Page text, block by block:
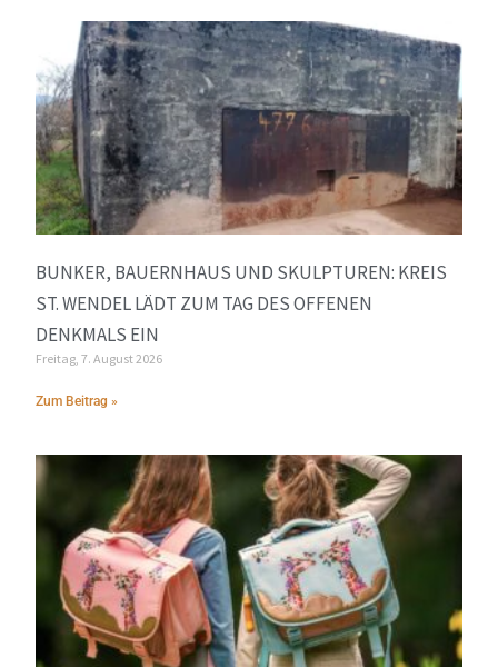
BUNKER, BAUERNHAUS UND SKULPTUREN: KREIS
ST. WENDEL LÄDT ZUM TAG DES OFFENEN
DENKMALS EIN
Freitag, 7. August 2026
Zum Beitrag »